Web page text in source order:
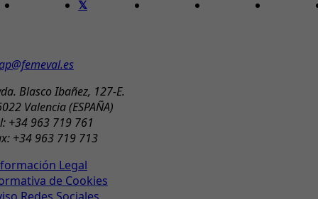
Blasco Ibañez, 127-E.
Valencia (ESPAÑA)
+34 963 719 761
+34 963 719 713
Legal
de Cookies